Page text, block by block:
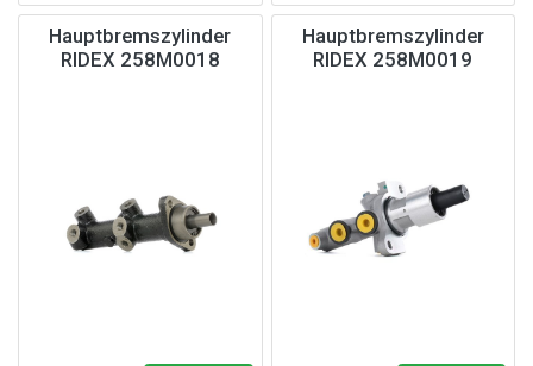
Hauptbremszylinder
RIDEX 258M0018
Hauptbremszylinder
RIDEX 258M0019